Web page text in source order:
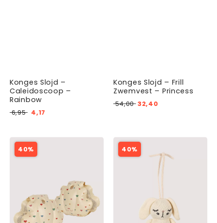
Konges Slojd –
Caleidoscoop –
Rainbow
6,95 4,17
Konges Slojd – Frill
Zwemvest – Princess
54,0032,40
40% 40%